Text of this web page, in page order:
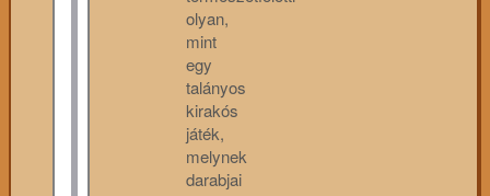
olyan,
mint
egy
talányos
kirakós
játék,
melynek
darabjai